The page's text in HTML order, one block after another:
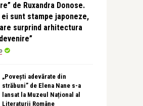
de Ruxandra Donose.
sunt stampe japoneze,
surprind arhitectura
„Povești adevărate din
străbuni” de Elena Nane s-a
lansat la Muzeul Național al
Literaturii Române